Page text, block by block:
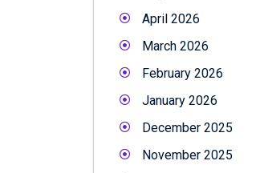
April 2026
March 2026
February 2026
January 2026
December 2025
November 2025